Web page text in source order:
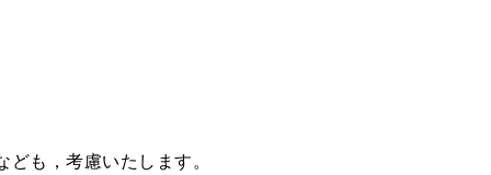
も，考慮いたします。